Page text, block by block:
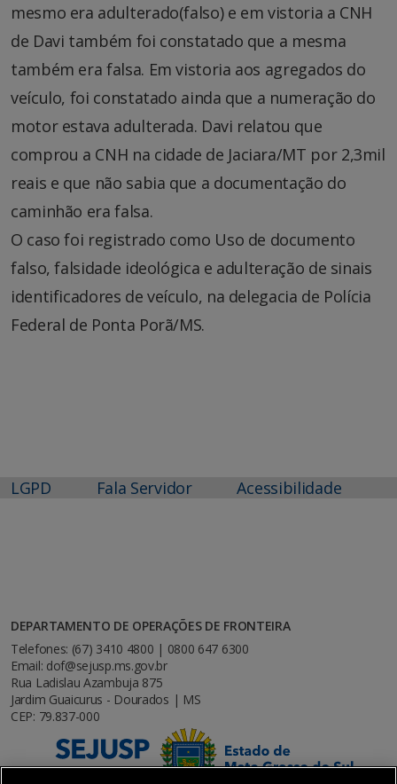
mesmo era adulterado(falso) e em vistoria a CNH
de Davi também foi constatado que a mesma
também era falsa. Em vistoria aos agregados do
veículo, foi constatado ainda que a numeração do
motor estava adulterada. Davi relatou que
comprou a CNH na cidade de Jaciara/MT por 2,3mil
reais e que não sabia que a documentação do
caminhão era falsa.
O caso foi registrado como Uso de documento
falso, falsidade ideológica e adulteração de sinais
identificadores de veículo, na delegacia de Polícia
Federal de Ponta Porã/MS.
LGPD Fala Servidor Acessibilidade
DEPARTAMENTO DE OPERAÇÕES DE FRONTEIRA
Telefones: (67) 3410 4800 | 0800 647 6300
Email: dof@sejusp.ms.gov.br
Rua Ladislau Azambuja 875
Jardim Guaicurus - Dourados | MS
CEP: 79.837-000